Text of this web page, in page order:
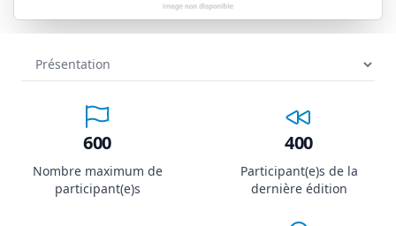
600
Nombre maximum de
participant(e)s
400
Participant(e)s de la
dernière édition